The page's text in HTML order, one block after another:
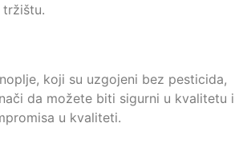
tržištu.
koji su uzgojeni bez pesticida,
da možete biti sigurni u kvalitetu i
u kvaliteti.